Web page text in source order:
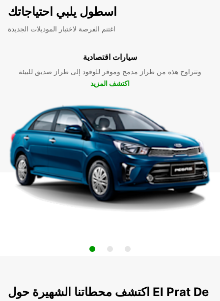
اسطول يلبي احتياجاتك
اغتنم الفرصة لاختبار الموديلات الجديدة
سيارات اقتصادية
وتتراوح هذه من طراز مدمج وموفر للوقود إلى طراز صديق للبيئة
اكتشف المزيد
اكتشف محطاتنا الشهيرة حول El Prat De